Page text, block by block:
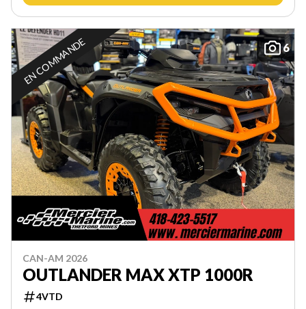
6
EN COMMANDE
CAN-AM 2026
OUTLANDER MAX XTP 1000R
4VTD